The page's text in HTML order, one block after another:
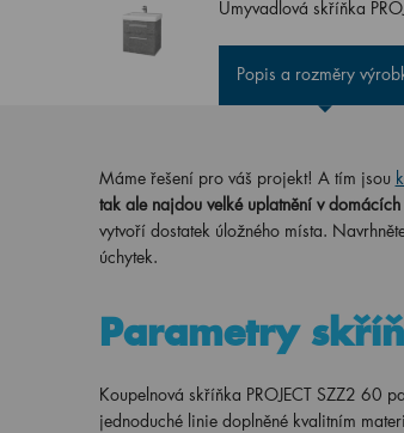
Umyvadlová skříňka
Popis a rozměry
Máme řešení pro váš projekt! A tím jsou
tak ale najdou velké uplatnění v
vytvoří dostatek úložného místa.
úchytek.
Parametry
Koupelnová skříňka PROJECT SZZ2 60
jednoduché linie doplněné kvalitním